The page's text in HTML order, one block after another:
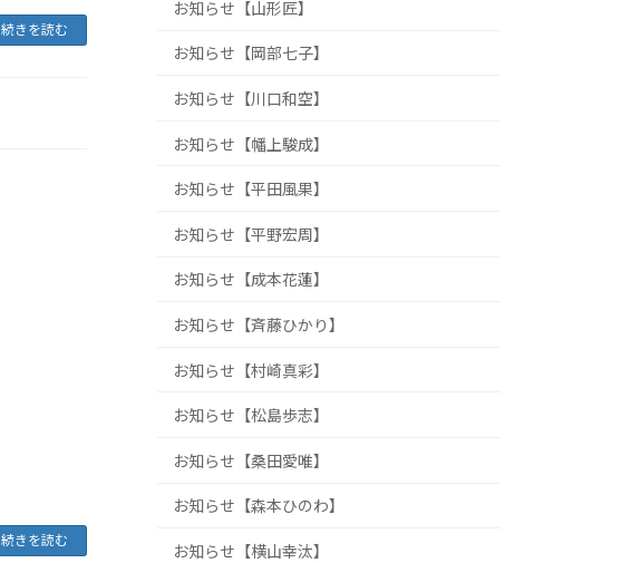
続きを読む
続きを読む
お知らせ【山形匠】
お知らせ【岡部七子】
お知らせ【川口和空】
お知らせ【幡上駿成】
お知らせ【平田風果】
お知らせ【平野宏周】
お知らせ【成本花蓮】
お知らせ【斉藤ひかり】
お知らせ【村崎真彩】
お知らせ【松島歩志】
お知らせ【桑田愛唯】
お知らせ【森本ひのわ】
お知らせ【横山幸汰】